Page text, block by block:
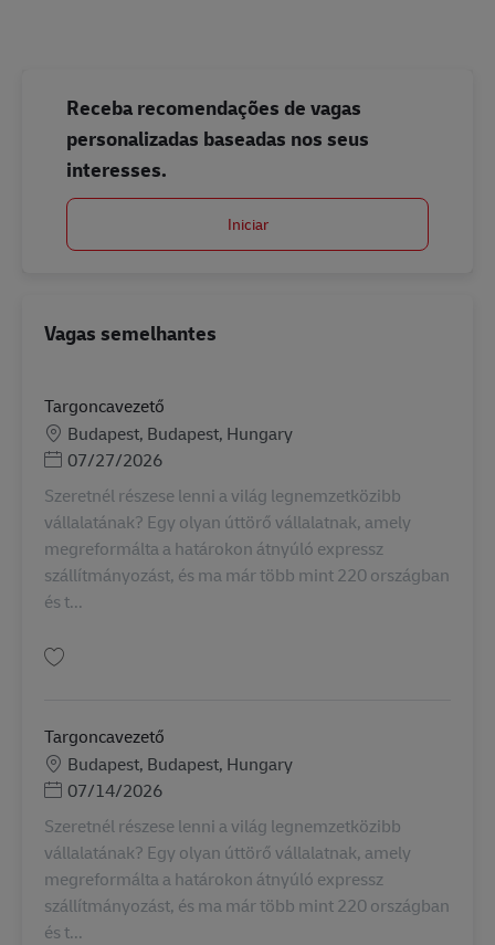
Receba recomendações de vagas
personalizadas baseadas nos seus
interesses.
Iniciar
Vagas semelhantes
Targoncavezető
Localização
Budapest, Budapest, Hungary
Posted Date
07/27/2026
Szeretnél részese lenni a világ legnemzetközibb
vállalatának? Egy olyan úttörő vállalatnak, amely
megreformálta a határokon átnyúló expressz
szállítmányozást, és ma már több mint 220 országban
és t...
Targoncavezető
Localização
Budapest, Budapest, Hungary
Posted Date
07/14/2026
Szeretnél részese lenni a világ legnemzetközibb
vállalatának? Egy olyan úttörő vállalatnak, amely
megreformálta a határokon átnyúló expressz
szállítmányozást, és ma már több mint 220 országban
és t...